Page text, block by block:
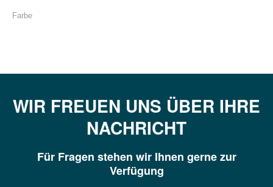
WIR FREUEN UNS ÜBER IHRE
NACHRICHT
Für Fragen stehen wir Ihnen gerne zur
Verfügung